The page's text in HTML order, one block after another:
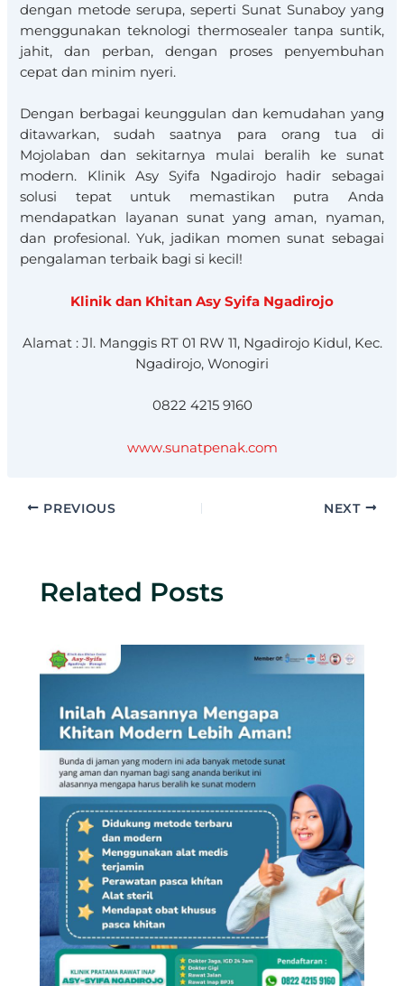
dengan metode serupa, seperti Sunat Sunaboy yang
menggunakan teknologi thermosealer tanpa suntik,
jahit, dan perban, dengan proses penyembuhan
cepat dan minim nyeri.
Dengan berbagai keunggulan dan kemudahan yang
ditawarkan, sudah saatnya para orang tua di
Mojolaban dan sekitarnya mulai beralih ke sunat
modern. Klinik Asy Syifa Ngadirojo hadir sebagai
solusi tepat untuk memastikan putra Anda
mendapatkan layanan sunat yang aman, nyaman,
dan profesional. Yuk, jadikan momen sunat sebagai
pengalaman terbaik bagi si kecil!
Klinik dan Khitan Asy Syifa Ngadirojo
Alamat : Jl. Manggis RT 01 RW 11, Ngadirojo Kidul, Kec.
Ngadirojo, Wonogiri
0822 4215 9160
www.sunatpenak.com
PREVIOUS NEXT
Related Posts